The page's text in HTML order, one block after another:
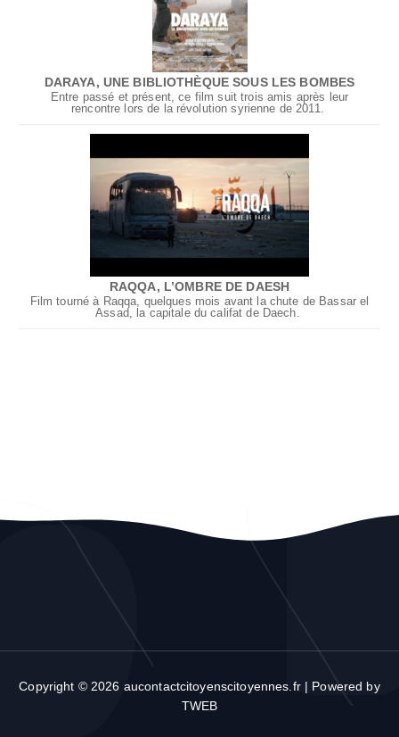
DARAYA, UNE BIBLIOTHÈQUE SOUS LES BOMBES
Entre passé et présent, ce film suit trois amis après leur
rencontre lors de la révolution syrienne de 2011.
RAQQA, L’OMBRE DE DAESH
Film tourné à Raqqa, quelques mois avant la chute de Bassar el
Assad, la capitale du califat de Daech.
Copyright © 2026 aucontactcitoyenscitoyennes.fr | Powered by
TWEB